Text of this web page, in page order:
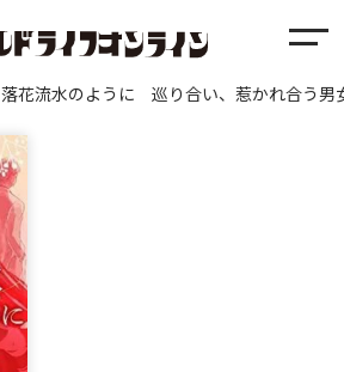
メ
ュ
落花流水のように 巡り合い、惹かれ合う男